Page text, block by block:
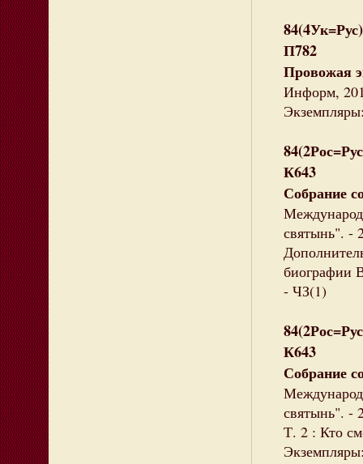
П782
Провожая
Информ,
К643
Собрание
святынь". -
биографии
- ЧЗ(1)
К643
Собрание
святынь". -
Т. 2 : Кто